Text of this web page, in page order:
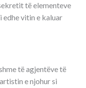
të elementeve
edhe vitin e kaluar
të agjentëve të
e njohur si